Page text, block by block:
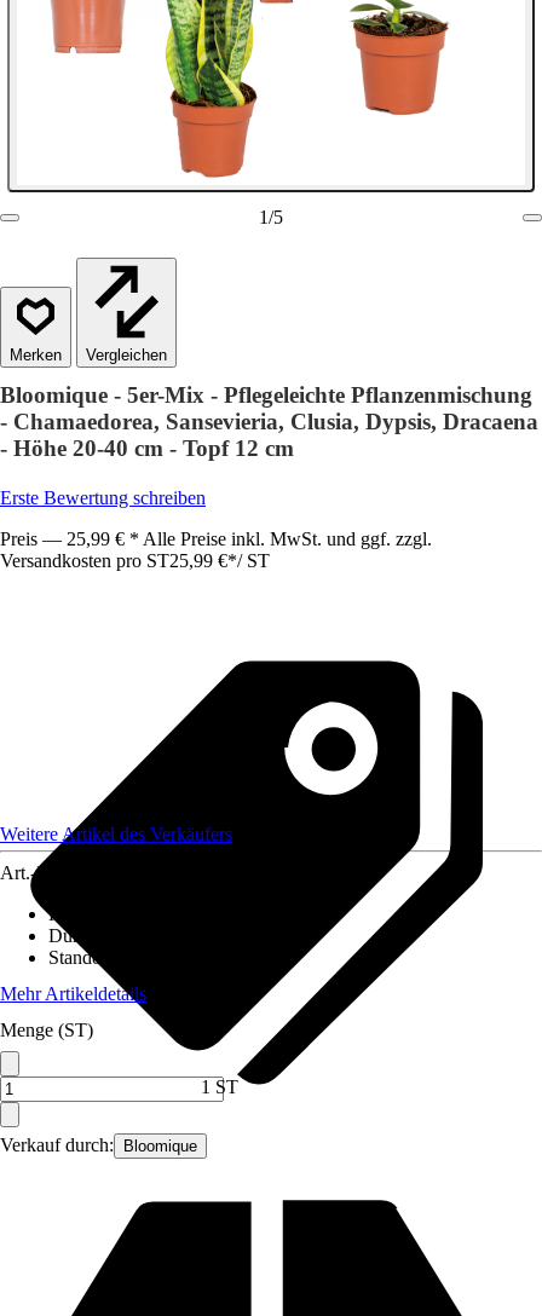
1/5
Vergleichen
Bloomique - 5er-Mix - Pflegeleichte Pflanzenmischung
- Chamaedorea, Sansevieria, Clusia, Dypsis, Dracaena
- Höhe 20-40 cm - Topf 12 cm
Erste Bewertung schreiben
Preis — 25,99 € * Alle Preise inkl. MwSt. und ggf. zzgl.
Versandkosten pro ST25,99 €*/ ST
Verkauf durch: Bloomique
Weitere Artikel des Verkäufers
Art.-Nr.
Höhe inkl. Kulturtopf
Durchmesser Kulturtopf
Standort
Mehr Artikeldetails
Menge (ST)
1 ST